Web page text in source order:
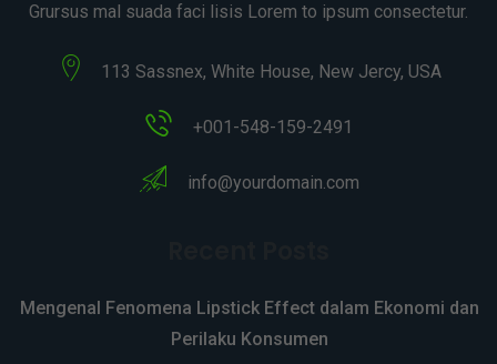
Grursus mal suada faci lisis Lorem to ipsum consectetur.
113 Sassnex, White House, New Jercy, USA
+001-548-159-2491
info@yourdomain.com
Mengenal Fenomena Lipstick Effect dalam Ekonomi dan
Perilaku Konsumen